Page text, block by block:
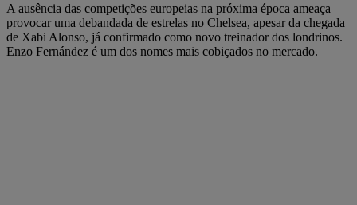
A ausência das competições europeias na próxima época ameaça
provocar uma debandada de estrelas no Chelsea, apesar da chegada
de Xabi Alonso, já confirmado como novo treinador dos londrinos.
Enzo Fernández é um dos nomes mais cobiçados no mercado.